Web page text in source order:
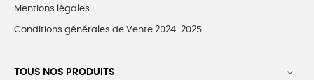
Mentions légales
Conditions générales de Vente 2024-2025
TOUS NOS PRODUITS 